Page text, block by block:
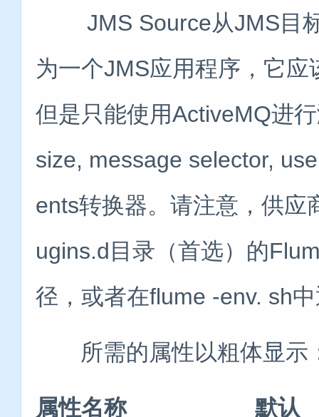
JMS Source从JMS目标
为一个JMS应用程序，它
但是只能使用ActiveMQ进
size, message selector,
ents转换器。请注意，供应
ugins.d目录（首选）的
径，或者在flume -env. sh
所需的属性以粗体显示
属性名称 默认